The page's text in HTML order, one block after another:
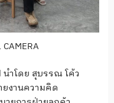
ำโดย สุบรรณ โค้ว
ยงานความคิด